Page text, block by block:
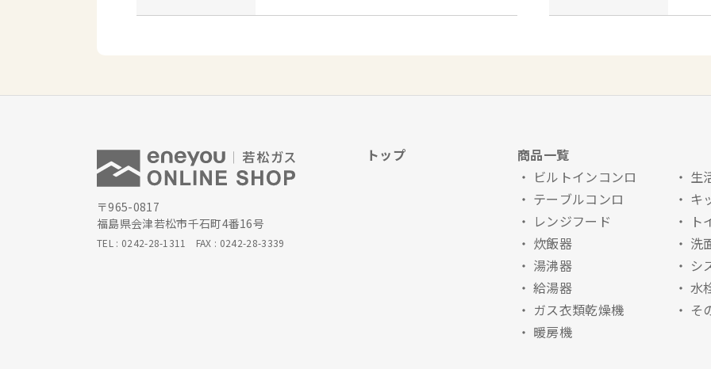
〒965-0817
福島県会津若松市千石町4番16号
TEL : 0242-28-1311 FAX : 0242-28-3339
トップ
商品一覧
ビルトインコンロ
テーブルコンロ
レンジフード
炊飯器
湯沸器
給湯器
ガス衣類乾燥機
暖房機
生
キ
ト
洗
シ
水
そ